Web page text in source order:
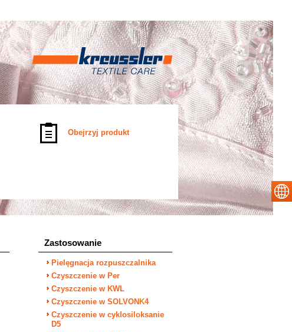
Obejrzyj produkt
Zastosowanie
Pielęgnacja rozpuszczalnika
Czyszczenie w Per
Czyszczenie w KWL
Czyszczenie w SOLVON K4
Czyszczenie w cyklosiloksanie
D5